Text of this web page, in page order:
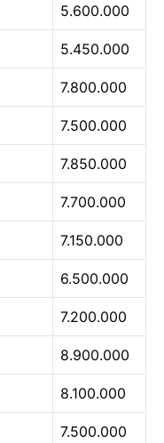
5.600.000
5.450.000
7.800.000
7.500.000
7.850.000
7.700.000
7.150.000
6.500.000
7.200.000
8.900.000
8.100.000
7.500.000